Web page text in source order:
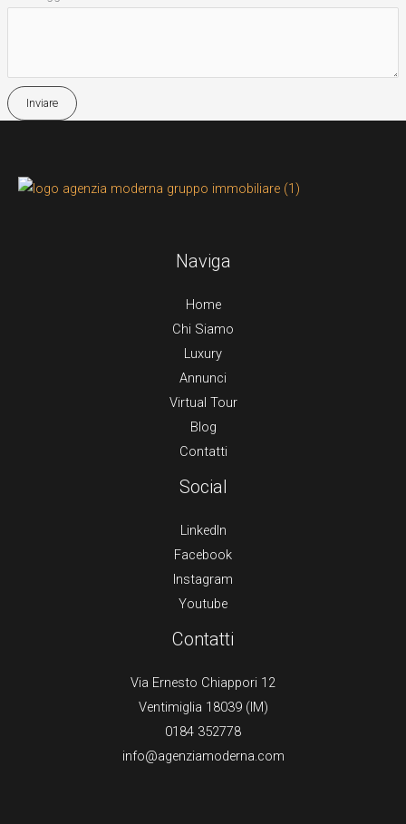
Inviare
Naviga
Home
Chi Siamo
Luxury
Annunci
Virtual Tour
Blog
Contatti
Social
LinkedIn
Facebook
Instagram
Youtube
Contatti
Via Ernesto Chiappori 12
Ventimiglia 18039 (IM)
0184 352778
info@agenziamoderna.com